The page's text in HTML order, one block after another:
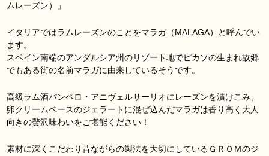
ムレーズン）」
イタリアではラムレーズンのことをマラガ（MALAGA）と呼んでい
ます。
スペイン南端のアンダルシア州のリゾート地でピカソの生まれ故郷
でもある街の名前マラガに由来しているそうです。
高級ラム酒パンペロ・アニヴェルサーリオにレーズンを漬けこみ、
卵クリームベースのジェラートに混ぜ込んだマラガは香り高く大人
向きの贅沢味わいをご堪能ください！
素材に深くこだわり昔ながらの製法を大切にしているＧＲＯＭのジ